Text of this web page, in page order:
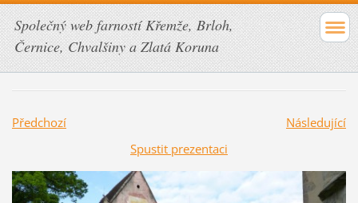
Společný web farností Křemže, Brloh,
Černice, Chvalšiny a Zlatá Koruna
Předchozí
Následující
Spustit prezentaci